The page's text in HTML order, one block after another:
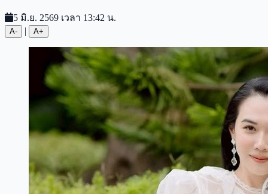
5 มิ.ย. 2569 เวลา 13:42 น.
A- | A+